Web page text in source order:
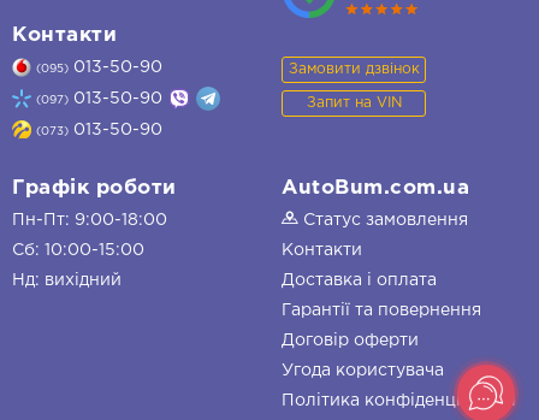
Контакти
(095) 013-50-90
(097) 013-50-90
(073) 013-50-90
Замовити дзвінок
Запит на VIN
Графік роботи
Пн-Пт: 9:00-18:00
Сб: 10:00-15:00
Нд: вихідний
AutoBum.com.ua
Статус замовлення
Контакти
Доставка і оплата
Гарантії та повернення
Договір оферти
Угода користувача
Політика конфіденційності